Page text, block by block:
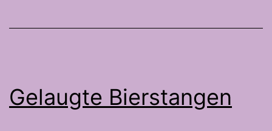
Gelaugte Bierstangen